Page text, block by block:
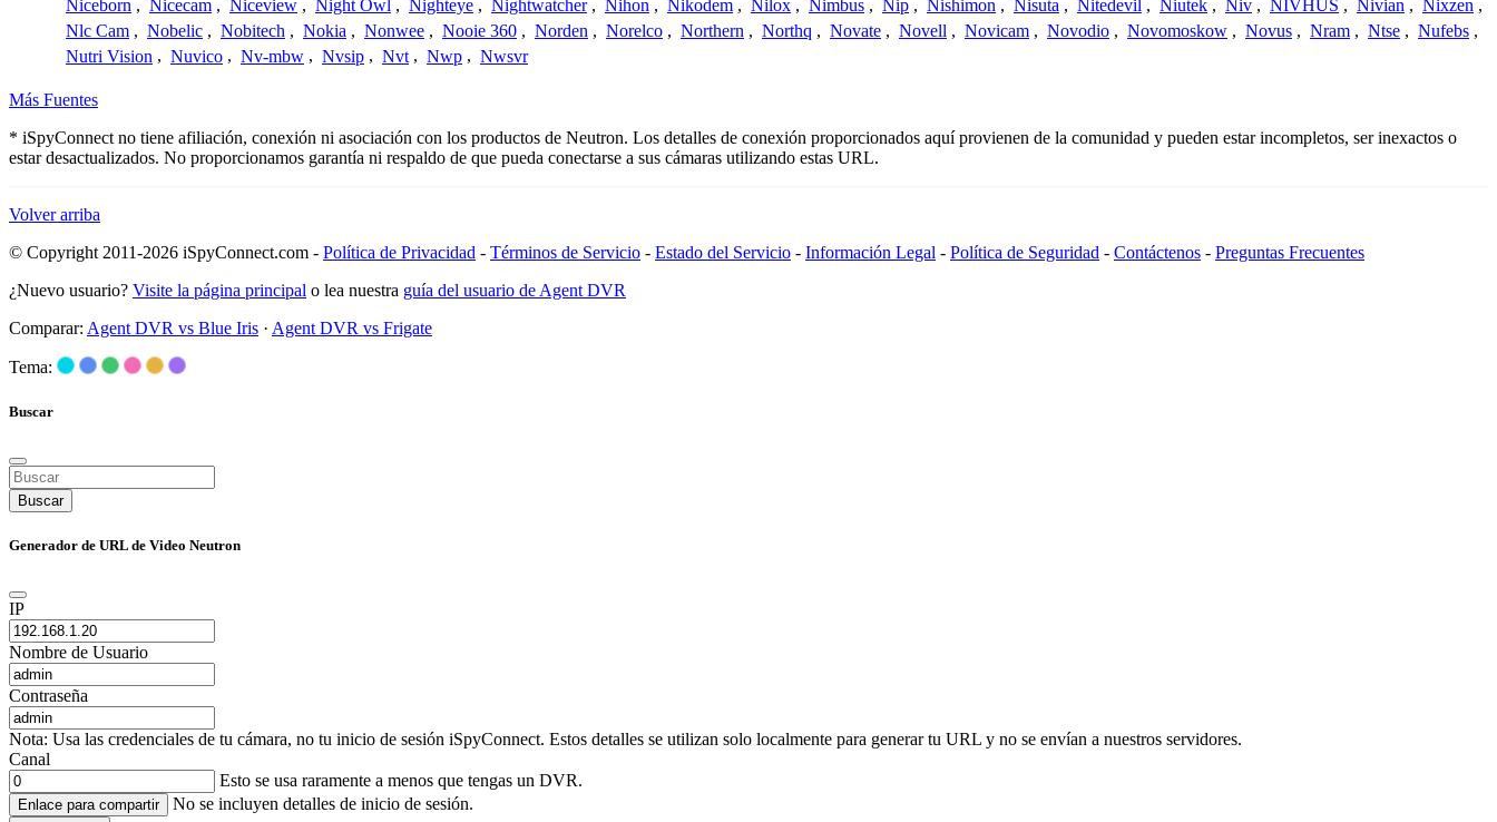
Niceborn , Nicecam , Niceview , Night Owl , Nighteye , Nightwatcher , Nihon , Nikodem , Nilox , Nimbus , Nip , Nishimon , Nisuta , Nitedevil , Niutek , Niv , NIVHUS , Nivian , Nixzen ,
Nlc Cam , Nobelic , Nobitech , Nokia , Nonwee , Nooie 360 , Norden , Norelco , Northern , Northq , Novate , Novell , Novicam , Novodio , Novomoskow , Novus , Nram , Ntse , Nufebs ,
Nutri Vision , Nuvico , Nv-mbw , Nvsip , Nvt , Nwp , Nwsvr
Más Fuentes
* iSpyConnect no tiene afiliación, conexión ni asociación con los productos de Neutron. Los detalles de conexión proporcionados aquí provienen de la comunidad y pueden estar incompletos, ser inexactos o
estar desactualizados. No proporcionamos garantía ni respaldo de que pueda conectarse a sus cámaras utilizando estas URL.
Volver arriba
© Copyright 2011-2026 iSpyConnect.com - Política de Privacidad - Términos de Servicio - Estado del Servicio - Información Legal - Política de Seguridad - Contáctenos - Preguntas Frecuentes
¿Nuevo usuario? Visite la página principal o lea nuestra guía del usuario de Agent DVR
Comparar: Agent DVR vs Blue Iris · Agent DVR vs Frigate
Tema:
Buscar
Buscar
Generador de URL de Video Neutron
IP
Nombre de Usuario
Contraseña
Nota: Usa las credenciales de tu cámara, no tu inicio de sesión iSpyConnect. Estos detalles se utilizan solo localmente para generar tu URL y no se envían a nuestros servidores.
Canal
Esto se usa raramente a menos que tengas un DVR.
Enlace para compartir No se incluyen detalles de inicio de sesión.